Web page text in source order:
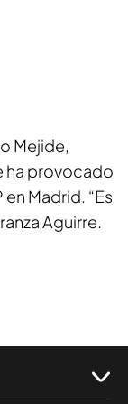
Mejide,
ha provocado
Madrid. “Es
Aguirre.